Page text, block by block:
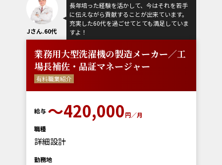
Jさん.60代
長年培った経験を活かして、今はそれを若手
に伝えながら貢献することが出来ています。
充実した60代を過ごせてとても満足していま
すよ！
業務用大型洗濯機の製造メーカー／工
場長補佐・品証マネージャー
有料職業紹介
給与 〜420,000円／月
職種
詳細設計
勤務地